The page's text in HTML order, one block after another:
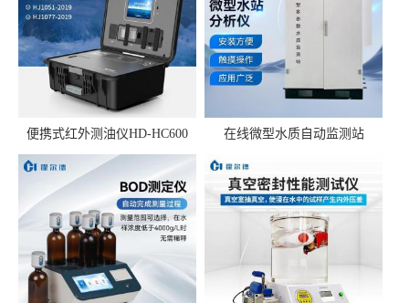
便携式红外测油仪HD-HC600 在线微型水质自动监测站